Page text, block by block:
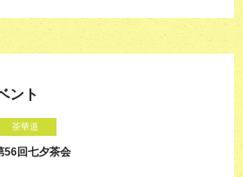
ント
茶華道
56回七夕茶会